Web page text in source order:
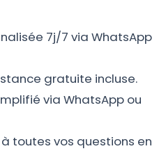
7j/7 via WhatsApp
gratuite incluse.
via WhatsApp ou
toutes vos questions en